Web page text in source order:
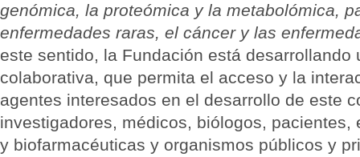
genómica, la proteómica y la metabolómica,
enfermedades raras, el cáncer y las
este sentido, la Fundación está desarrollando
colaborativa, que permita el acceso y la
agentes interesados en el desarrollo de este
investigadores, médicos, biólogos, pacientes,
y biofarmacéuticas y organismos públicos y